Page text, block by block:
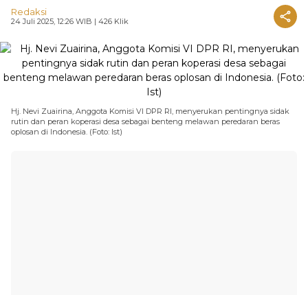
Redaksi
24 Juli 2025, 12:26 WIB | 426 Klik
Hj. Nevi Zuairina, Anggota Komisi VI DPR RI, menyerukan pentingnya sidak
rutin dan peran koperasi desa sebagai benteng melawan peredaran beras
oplosan di Indonesia. (Foto: Ist)